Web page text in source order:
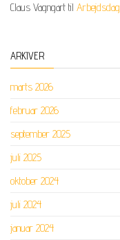
Claus Vagngart til Arbejdsdag
ARKIVER
marts 2026
februar 2026
september 2025
juli 2025
oktober 2024
juli 2024
januar 2024